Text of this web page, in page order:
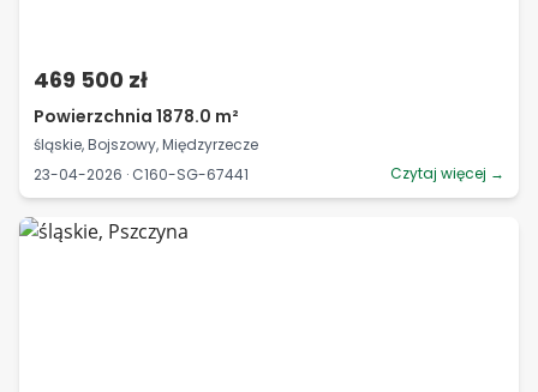
469 500 zł
Powierzchnia 1878.0 m²
śląskie, Bojszowy, Międzyrzecze
23-04-2026 · C160-SG-67441
Czytaj więcej →